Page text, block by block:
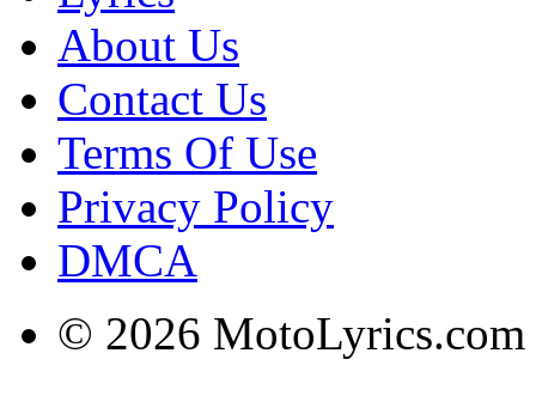
About Us
Contact Us
Terms Of Use
Privacy Policy
DMCA
© 2026 MotoLyrics.com